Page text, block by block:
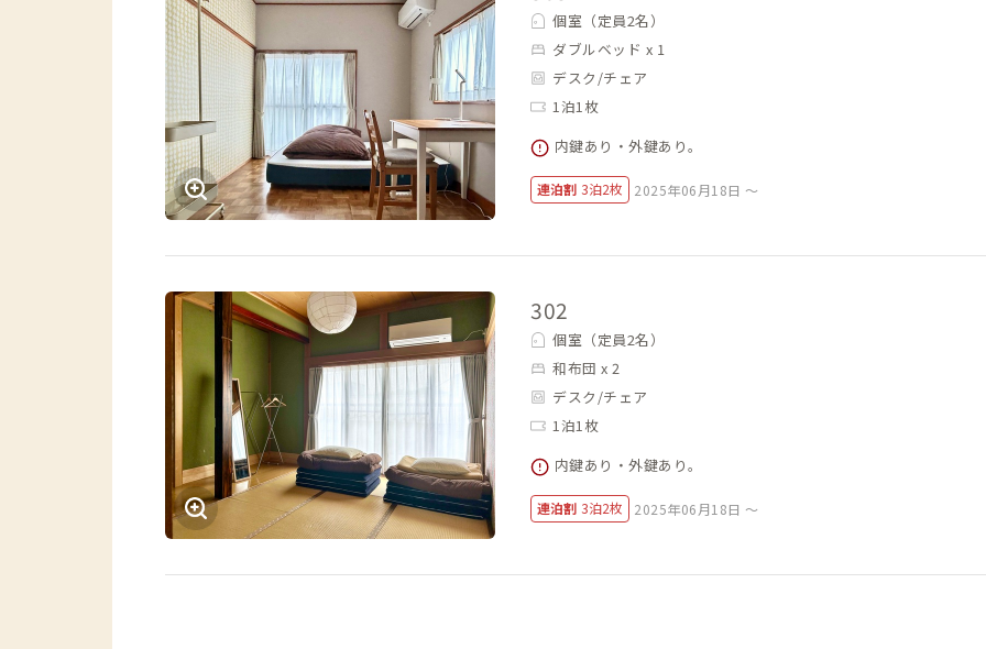
個室（定員2名）
ダブルベッド x 1
デスク/チェア
1泊1枚
内鍵あり・外鍵あり。
連泊割 3泊2枚 2025年06月18日 ～
302
個室（定員2名）
和布団 x 2
デスク/チェア
1泊1枚
内鍵あり・外鍵あり。
連泊割 3泊2枚 2025年06月18日 ～